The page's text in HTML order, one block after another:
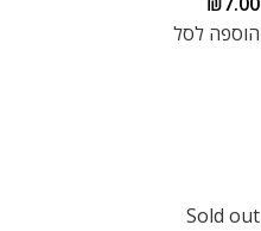
הוספה לסל
Sold out